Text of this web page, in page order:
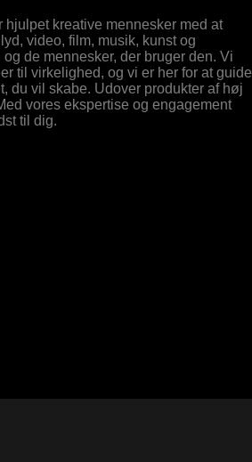
kreative mennesker med at
video, film, musik, kunst og
de mennesker, der bruger den. Vi
til virkelighed, og vi er her for at guide
du vil skabe. Udover produkter af høj
vores ekspertise og engagement
til dig.